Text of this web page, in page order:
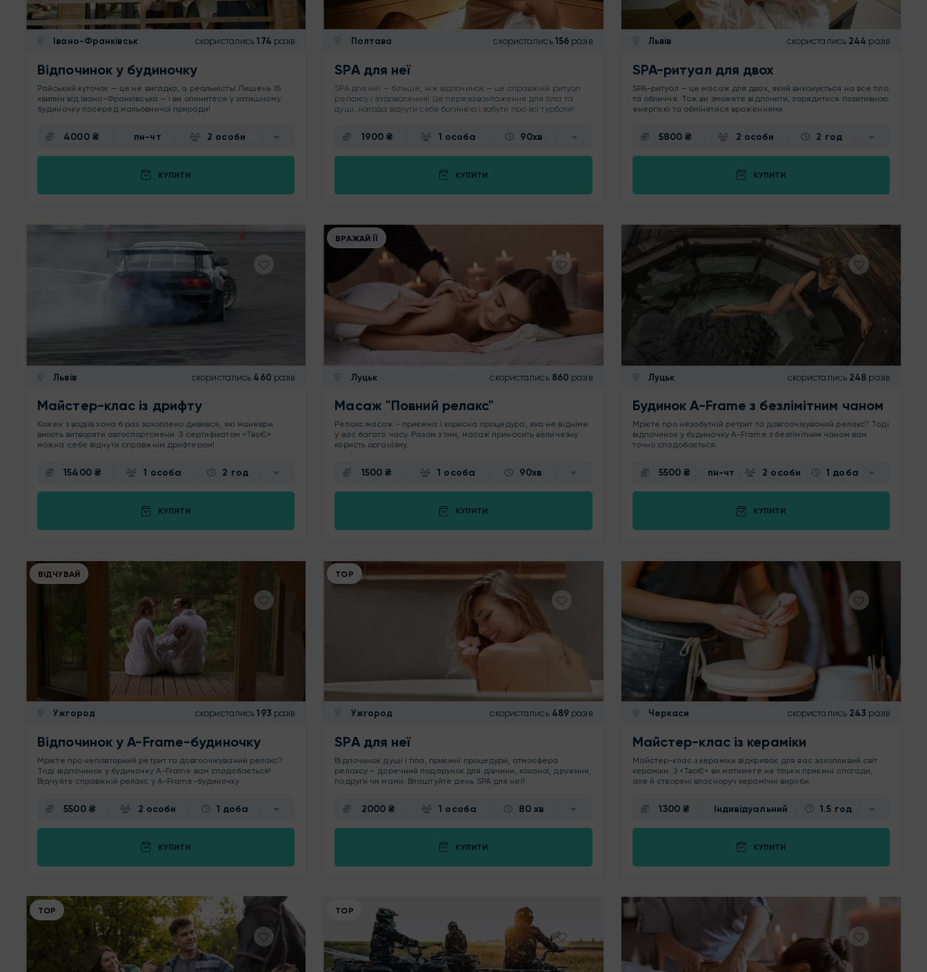
Івано-Франківськ скористались 174 разів
Відпочинок у будиночку
Райський куточок — це не вигадка, а реальність! Лишень 15
хвилин від Івано-Франківська — і ви опинитеся у затишному
будиночку посеред мальовничої природи!
4000 ₴ пн-чт 2 особи
КУПИТИ
Полтава скористались 156 разів
SPA для неї
SPA для неї — більше, ніж відпочинок — це справжній ритуал
релаксу і задоволення! Це перезавантаження для тіла та
душі, нагода відчути себе богинею і забути про всі турботи!
1900 ₴ 1 особа 90хв
КУПИТИ
Львів скористались 244 разів
SPA-ритуал для двох
SPA-ритуал — це масаж для двох, який виконується на все тіло
та обличчя. Тож ви зможете відпочити, зарядитися позитивною
енергією та обмінятися враженнями.
5800 ₴ 2 особи 2 год
КУПИТИ
Львів скористались 460 разів
Майстер-клас із дрифту
Кожен з водіїв хоча б раз захоплено дивився, які маневри
вміють витворяти автоспортсмени. З сертифікатом «ТвоЄ»
можна себе відчути справжнім дрифтером!
15400 ₴ 1 особа 2 год
КУПИТИ
ВРАЖАЙ ЇЇ
Луцьк скористались 860 разів
Масаж "Повний релакс"
Релакс масаж - приємна і корисна процедура, яка не відніме
у вас багато часу. Разом з тим, масаж приносить величезну
користь організму.
1500 ₴ 1 особа 90хв
КУПИТИ
Луцьк скористались 248 разів
Будинок A-Frame з безлімітним чаном
Мрієте про незабутній ретрит та довгоочікуваний релакс? Тоді
відпочинок у будиночку A-Frame з безлімітним чаном вам
точно сподобається.
5500 ₴ пн-чт 2 особи 1 доба
КУПИТИ
ВІДЧУВАЙ
Ужгород скористались 193 разів
Відпочинок у A-Frame-будиночку
Мрієте про неповторний ретрит та довгоочікуваний релакс?
Тоді відпочинок у будиночку A-Frame вам сподобається!
Відчуйте справжній релакс у A-Frame-будиночку.
5500 ₴ 2 особи 1 доба
КУПИТИ
ТОР
Ужгород скористались 489 разів
SPA для неї
Відпочинок душі і тіла, приємні процедури, атмосфера
релаксу – доречний подарунок для дівчини, коханої, дружини,
подруги чи мами. Влаштуйте день SPA для неї!
2000 ₴ 1 особа 80 хв
КУПИТИ
Черкаси скористались 243 разів
Майстер-клас із кераміки
Майстер-клас з кераміки відкриває для вас захопливий світ
кераміки. З «ТвоЄ» ви матимете не тільки приємні спогади,
але й створені власноруч керамічні вироби.
1300 ₴ Індивідуальний 1.5 год
КУПИТИ
ТОР ТОР